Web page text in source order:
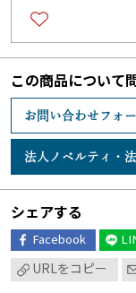
この商品について
お問い合わせフォ
法人ノベルティ・
シェアする
Facebook
URLをコピー